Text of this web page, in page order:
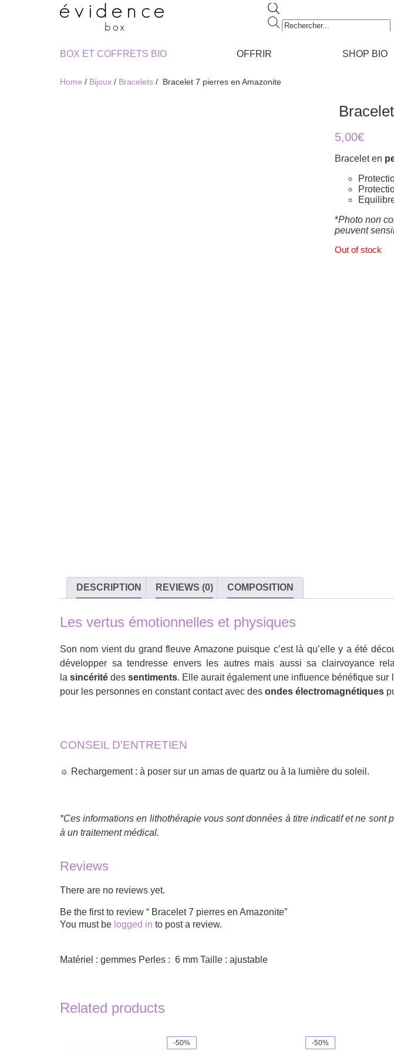
Recherche
de
BOX ET COFFRETS BIO
OFFRIR SHOP BIO
Home / Bijoux / Bracelets / ​ Bracelet 7 pierres en Amazonite
5,00€
Bracelet en
*Photo non
peuvent
Out of stock
DESCRIPTION REVIEWS (0) COMPOSITION
Les vertus émotionnelles et physiques
Son nom vient du grand fleuve Amazone puisque c’est là qu’elle y a été
développer sa tendresse envers les autres mais aussi sa clairvoyance
lasincérité dessentiments. Elle aurait également une influence bénéfique
pour les personnes en constant contact avec des ondes électromagnétiques
CONSEIL D'ENTRETIEN
☼ Rechargement : à poser sur un amas de quartz ou à la lumière du soleil.
*Ces informations en lithothérapie vous sont données à titre indicatif et ne sont
à un traitement médical.
Reviews
There are no reviews yet.
Be the first to review “​ Bracelet 7 pierres en Amazonite”
You must be logged in to post a review.
Matériel : gemmes Perles : 6 mm Taille : ajustable
Related products
-50% -50%